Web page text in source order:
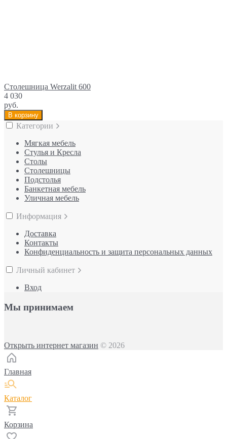
Столешница Werzalit 600
4 030
руб.
В корзину
Категории
Мягкая мебель
Стулья и Кресла
Столы
Столешницы
Подстолья
Банкетная мебель
Уличная мебель
Информация
Доставка
Контакты
Конфиденциальность и защита персональных данных
Личный кабинет
Вход
Мы принимаем
Открыть интернет магазин © 2026
Главная
Каталог
Корзина